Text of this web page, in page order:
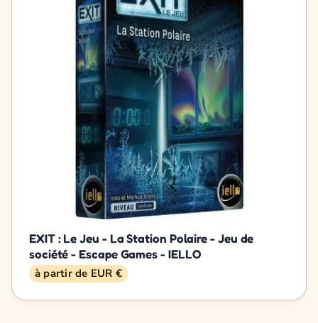
EXIT : Le Jeu - La Station Polaire - Jeu de
société - Escape Games - IELLO
à partir de EUR €